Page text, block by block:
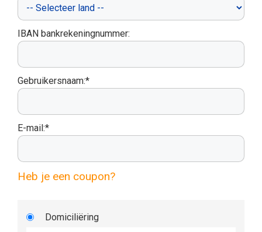
IBAN bankrekeningnummer:
Gebruikersnaam:*
E-mail:*
Heb je een coupon?
Domiciliëring